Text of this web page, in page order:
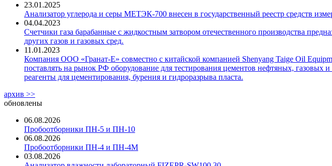
23.01.2025
Анализатор углерода и серы МЕТЭК-700 внесен в государственный реестр средств
04.04.2023
Счетчики газа барабанные с жидкостным затвором отечественного производства
других газов и газовых сред.
11.01.2023
Компания ООО «Гранат-Е» совместно с китайской компанией Shenyang Taige Oil
поставлять на рынок РФ оборудование для тестирования цементов нефтяных, газовых
реагенты для цементирования, бурения и гидроразрыва пласта.
архив >>
обновлены
06.08.2026
Пробоотборники ПН-5 и ПН-10
06.08.2026
Пробоотборники ПН-4 и ПН-4М
03.08.2026